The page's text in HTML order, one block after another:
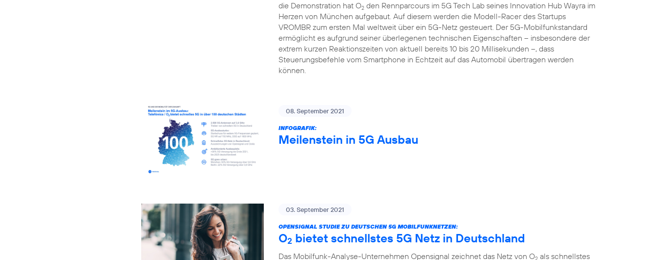
die Demonstration hat O2 den Rennparcours im 5G Tech Lab seines Innovation Hub Wayra im
Herzen von München aufgebaut. Auf diesem werden die Modell-Racer des Startups
VROMBR zum ersten Mal weltweit über ein 5G-Netz gesteuert. Der 5G-Mobilfunkstandard
ermöglicht es aufgrund seiner überlegenen technischen Eigenschaften – insbesondere der
extrem kurzen Reaktionszeiten von aktuell bereits 10 bis 20 Millisekunden –, dass
Steuerungsbefehle vom Smartphone in Echtzeit auf das Automobil übertragen werden
können.
08. September 2021
INFOGRAFIK:
Meilenstein in 5G Ausbau
03. September 2021
OPENSIGNAL STUDIE ZU DEUTSCHEN 5G MOBILFUNKNETZEN:
O2 bietet schnellstes 5G Netz in Deutschland
Das Mobilfunk-Analyse-Unternehmen Opensignal zeichnet das Netz von O2 als schnellstes